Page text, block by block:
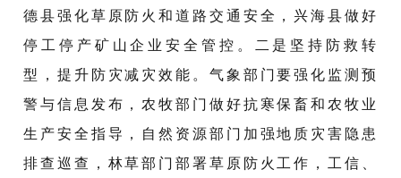
德县强化草原防火和道路交通安全，兴海县做好
停工停产矿山企业安全管控。二是坚持防救转
型，提升防灾减灾效能。气象部门要强化监测预
警与信息发布，农牧部门做好抗寒保畜和农牧业
生产安全指导，自然资源部门加强地质灾害隐患
排查巡查，林草部门部署草原防火工作，工信、